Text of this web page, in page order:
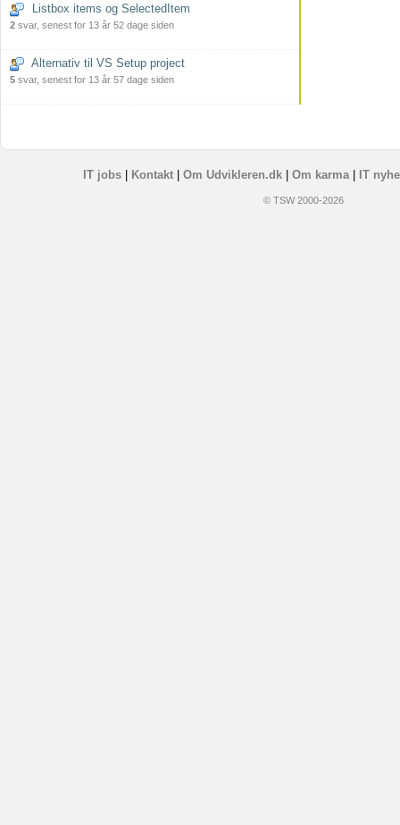
Listbox items og SelectedItem
2 svar, senest for 13 år 52 dage siden
Alternativ til VS Setup project
5 svar, senest for 13 år 57 dage siden
IT jobs| Kontakt| Om Udvikleren.dk| Om karma| IT
© TSW 2000-2026